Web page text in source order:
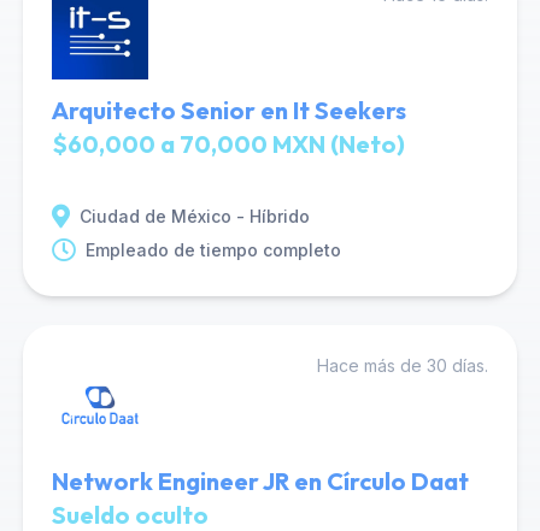
Arquitecto Senior en It Seekers
$60,000 a 70,000 MXN (Neto)
Ciudad de México - Híbrido
Empleado de tiempo completo
Hace más de 30 días.
Network Engineer JR en Círculo Daat
Sueldo oculto